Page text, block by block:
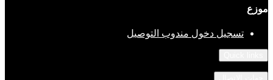
موزع
تسجيل دخول مندوب التوصيل